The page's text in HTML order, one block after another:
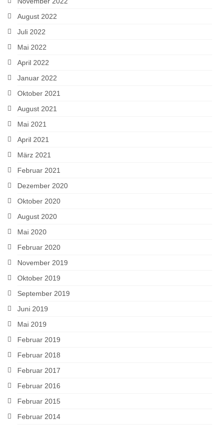
August 2022
Juli 2022
Mai 2022
April 2022
Januar 2022
Oktober 2021
August 2021
Mai 2021
April 2021
März 2021
Februar 2021
Dezember 2020
Oktober 2020
August 2020
Mai 2020
Februar 2020
November 2019
Oktober 2019
September 2019
Juni 2019
Mai 2019
Februar 2019
Februar 2018
Februar 2017
Februar 2016
Februar 2015
Februar 2014